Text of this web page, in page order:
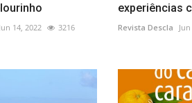
Jun 14, 2022 3216
experiências
Revista Descla